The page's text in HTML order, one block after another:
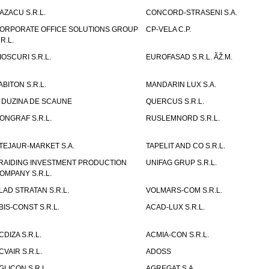
S.R.L.
CONCORD-STRASENI S.A.
OFFICE SOLUTIONS GROUP
CP-VELA C.P.
S.R.L. EUROFASAD S.R.L. ÃŽ.M.
S.R.L.
MANDARIN LUX S.A.
DUZINA DE SCAUNE
QUERCUS S.R.L.
S.R.L.
RUSLEMNORD S.R.L.
MARKET S.A.
TAPELIT AND CO S.R.L.
INVESTMENT PRODUCTION
S.R.L.
UNIFAG GRUP S.R.L.
STRATAN S.R.L.
VOLMARS-COM S.R.L.
CONST S.R.L.
ACAD-LUX S.R.L.
S.R.L.
ACMIA-CON S.R.L.
S.R.L.
ADOSS